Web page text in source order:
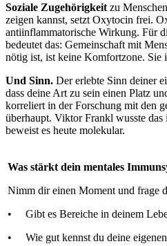
Soziale Zugehörigkeit zu
zeigen kannst, setzt Oxytocin frei.
antiinflammatorische Wirkung. Für
bedeutet das: Gemeinschaft mit
nötig ist, ist keine Komfortzone. Sie
Und Sinn. Der erlebte Sinn deiner
dass deine Art zu sein einen Platz
korreliert in der Forschung mit den
überhaupt. Viktor Frankl wusste
beweist es heute molekular.
Was stärkt dein mentales
Nimm dir einen Moment und frage
• Gibt es Bereiche in deinem
• Wie gut kennst du deine